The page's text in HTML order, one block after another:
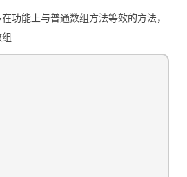
能上与普通数组方法等效的方法，